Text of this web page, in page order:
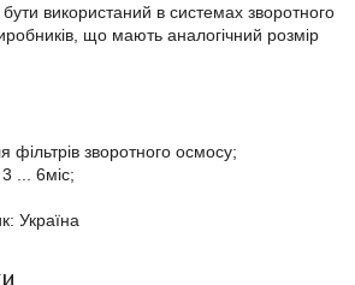
використаний в системах зворотного
що мають аналогічний розмір
фільтрів зворотного осмосу;
... 6міс;
Україна